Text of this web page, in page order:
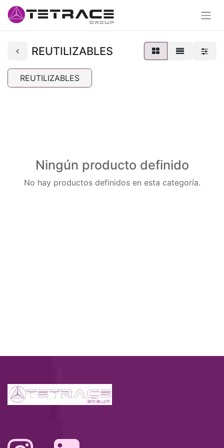
REUTILIZABLES
REUTILIZABLES
Ningún producto definido
No hay productos definidos en esta categoría.